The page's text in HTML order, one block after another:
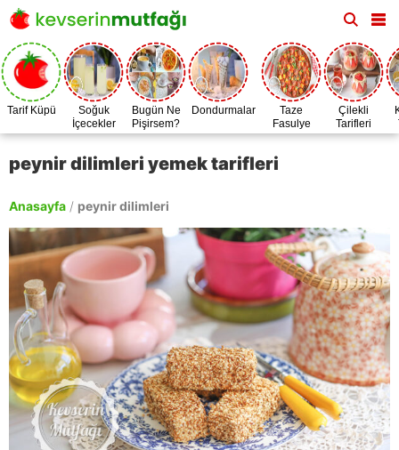
Tarif Küpü
Soğuk
İçecekler
Bugün Ne
Pişirsem?
Dondurmalar
Taze
Fasulye
Zamanı
Çilekli
Tarifleri
peynir dilimleri yemek tarifleri
Anasayfa / peynir dilimleri